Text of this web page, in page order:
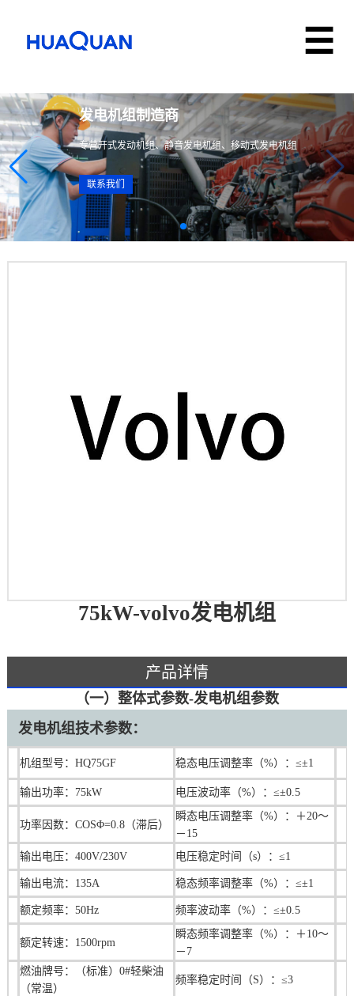
发电机组制造商
专营开式发动机组、静音发电机组、移动式发电机组
联系我们
75kW-volvo发电机组
产品详情
（一）整体式参数-发电机组参数
发电机组技术参数：
机组型号：HQ75GF 稳态电压调整率（%）：≤±1
输出功率：75kW 电压波动率（%）：≤±0.5
功率因数：COSΦ=0.8（滞后）
瞬态电压调整率（%）：＋20～
－15
输出电压：400V/230V
电压稳定时间（s）：≤1
输出电流：135A 稳态频率调整率（%）：≤±1
额定频率：50Hz 频率波动率（%）：≤±0.5
额定转速：1500rpm
瞬态频率调整率（%）：＋10～
－7
燃油牌号：（标准）0#轻柴油
（常温）
频率稳定时间（S）：≤3